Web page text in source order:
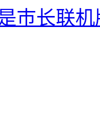
巿长联机